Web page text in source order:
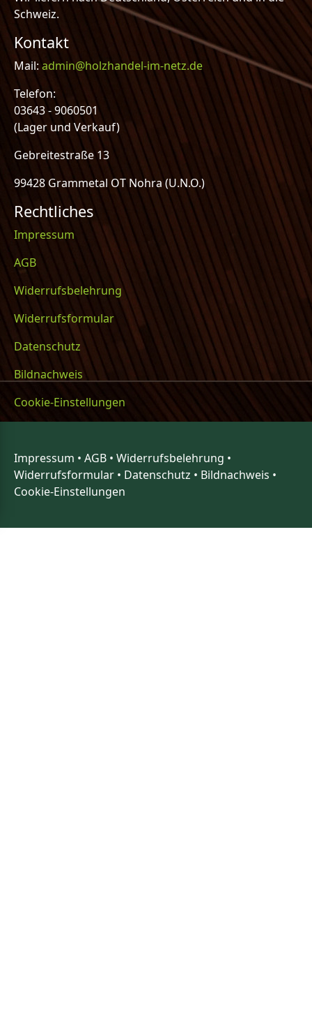
Schweiz.
Kontakt
Mail: admin@holzhandel-im-netz.de
Telefon:
03643 - 9060501
(Lager und Verkauf)
Gebreitestraße 13
99428 Grammetal OT Nohra (U.N.O.)
Rechtliches
Impressum
AGB
Widerrufsbelehrung
Widerrufsformular
Datenschutz
Bildnachweis
Cookie-Einstellungen
Impressum • AGB • Widerrufsbelehrung •
Widerrufsformular • Datenschutz • Bildnachweis •
Cookie-Einstellungen